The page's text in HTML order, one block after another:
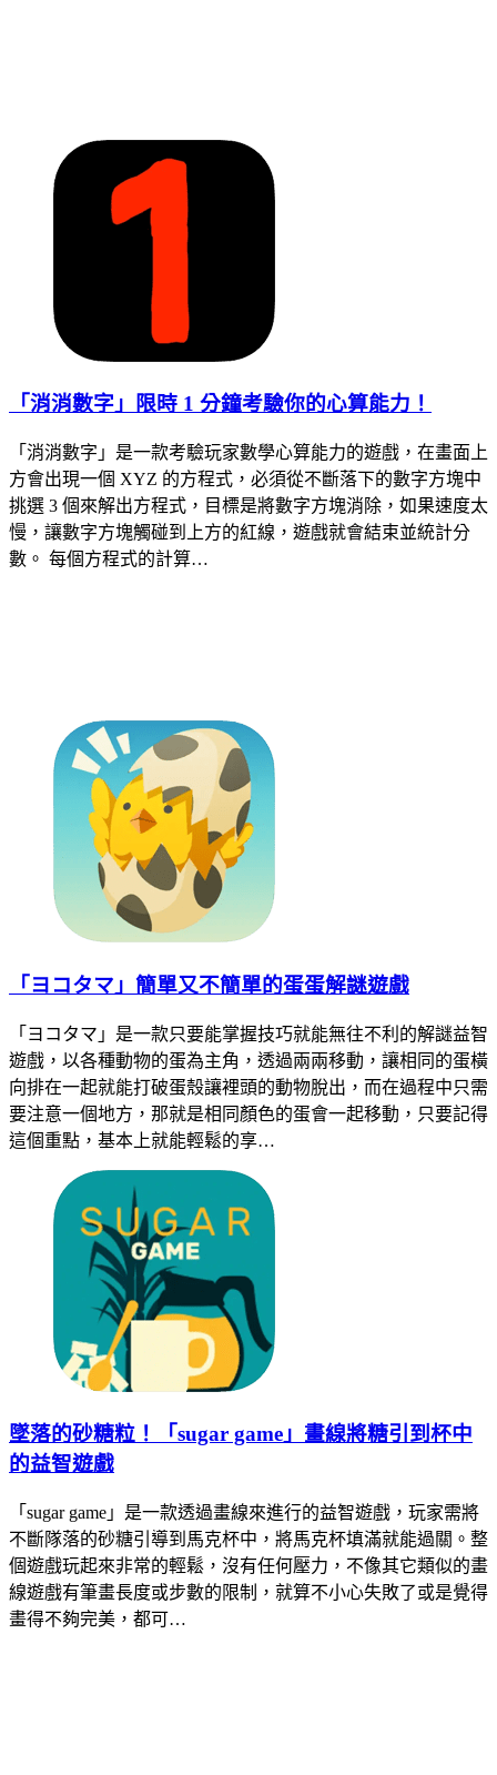
「消消數字」限時 1 分鐘考驗你的心算能力！
「消消數字」是一款考驗玩家數學心算能力的遊戲，在畫面上
方會出現一個 XYZ 的方程式，必須從不斷落下的數字方塊中
挑選 3 個來解出方程式，目標是將數字方塊消除，如果速度太
慢，讓數字方塊觸碰到上方的紅線，遊戲就會結束並統計分
數。 每個方程式的計算…
「ヨコタマ」簡單又不簡單的蛋蛋解謎遊戲
「ヨコタマ」是一款只要能掌握技巧就能無往不利的解謎益智
遊戲，以各種動物的蛋為主角，透過兩兩移動，讓相同的蛋橫
向排在一起就能打破蛋殼讓裡頭的動物脫出，而在過程中只需
要注意一個地方，那就是相同顏色的蛋會一起移動，只要記得
這個重點，基本上就能輕鬆的享…
墜落的砂糖粒！「sugar game」畫線將糖引到杯中
的益智遊戲
「sugar game」是一款透過畫線來進行的益智遊戲，玩家需將
不斷隊落的砂糖引導到馬克杯中，將馬克杯填滿就能過關。整
個遊戲玩起來非常的輕鬆，沒有任何壓力，不像其它類似的畫
線遊戲有筆畫長度或步數的限制，就算不小心失敗了或是覺得
畫得不夠完美，都可…